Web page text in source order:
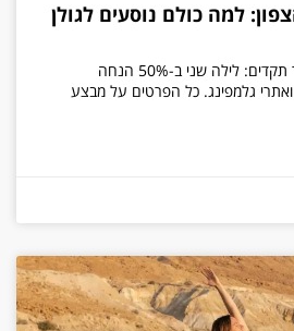
למה כולם נוסעים לגולן
חופשה בגולן במחיר חסר תקדים: לילה שני ב-50% הנחה
גלמפינג. כל הפרטים על מבצע